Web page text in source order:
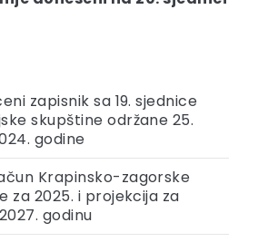
zapisnik sa 19. sjednice
skupštine održane 25.
godine
Krapinsko-zagorske
za 2025. i projekcija za
godinu